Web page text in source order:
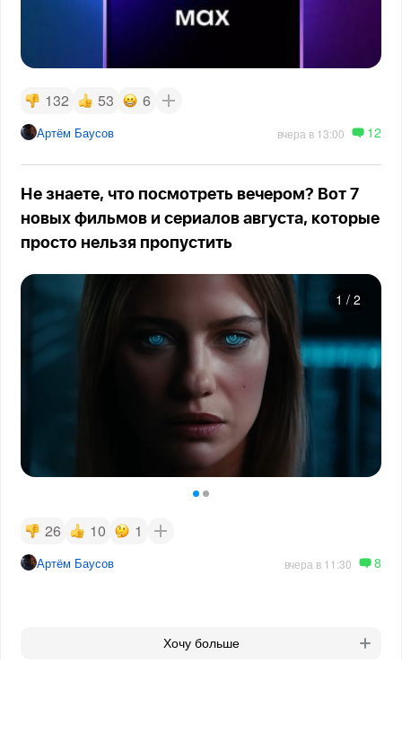
132 53 6
Артём Баусов вчера в 13:00 12
Не знаете, что посмотреть вечером? Вот 7
новых фильмов и сериалов августа, которые
просто нельзя пропустить
1 / 2
26 10 1
Артём Баусов вчера в 11:30 8
Хочу больше